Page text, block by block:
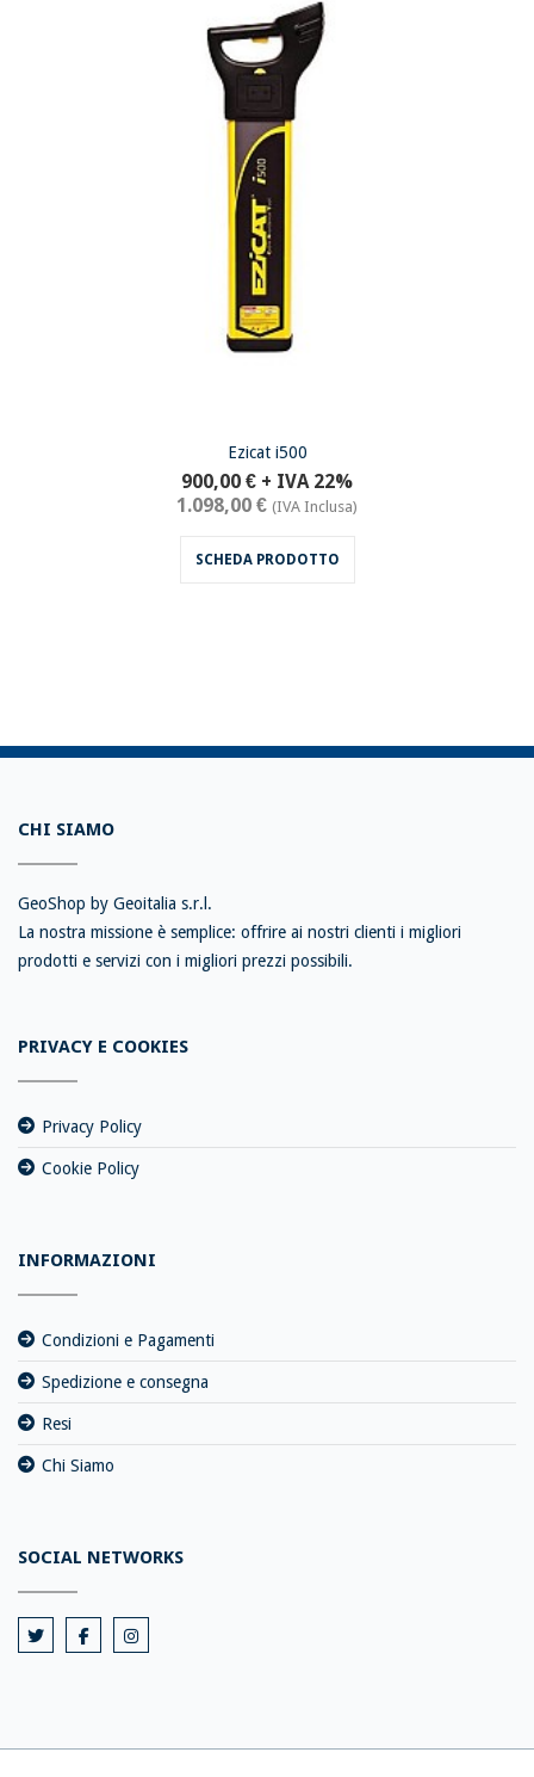
Ezicat i500
900,00 € + IVA 22%
1.098,00 € (IVA Inclusa)
SCHEDA PRODOTTO
CHI SIAMO
GeoShop by Geoitalia s.r.l.
La nostra missione è semplice: offrire ai nostri clienti i migliori
prodotti e servizi con i migliori prezzi possibili.
PRIVACY E COOKIES
Privacy Policy
Cookie Policy
INFORMAZIONI
Condizioni e Pagamenti
Spedizione e consegna
Resi
Chi Siamo
SOCIAL NETWORKS